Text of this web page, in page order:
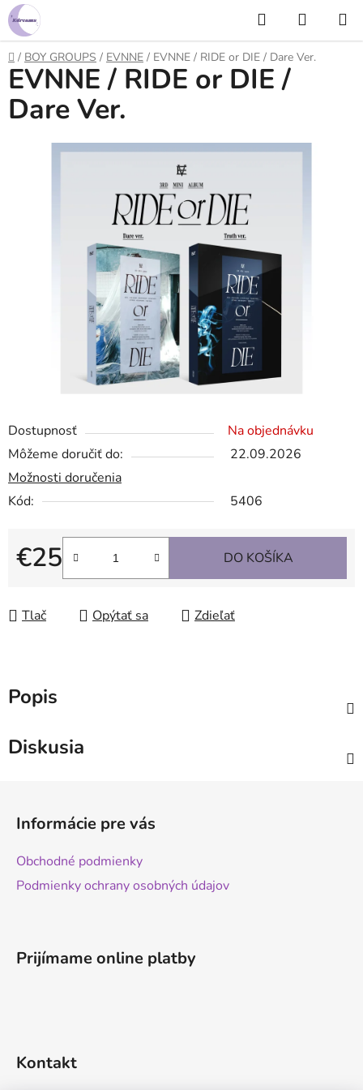
Prejsť
na
obsah
Hľadať
KOŠÍK
Domov
/ BOY GROUPS / EVNNE / EVNNE / RIDE or DIE / Dare Ver.
Dostupnosť
Na objednávku
Môžeme doručiť do:
22.09.2026
Možnosti doručenia
Kód:
5406
€25
Jednotková cena:
DO KOŠÍKA
Tlač Opýtať sa Zdieľať
EVNNE / RIDE or DIE /
Dare Ver.
Popis
Diskusia
Informácie pre vás
Obchodné podmienky
Podmienky ochrany osobných údajov
Prijímame online platby
Kontakt